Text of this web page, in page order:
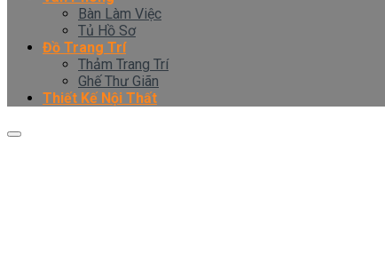
Bàn Làm Việc
Tủ Hồ Sơ
Đồ Trang Trí
Thảm Trang Trí
Ghế Thư Giãn
Thiết Kế Nội Thất